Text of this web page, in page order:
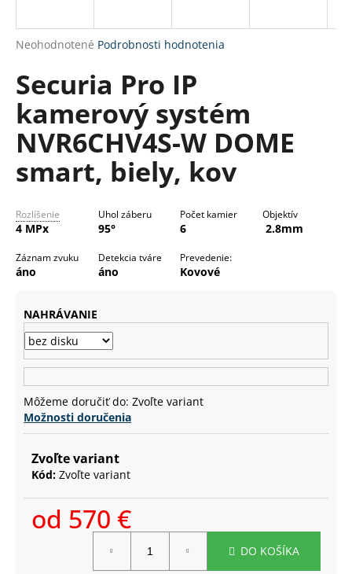
Priemerné
produktu
je
0,0
5
hviezdičiek.
Neohodnotené Podrobnosti hodnotenia
Securia Pro IP
kamerový systém
NVR6CHV4S-W DOME
smart, biely, kov
Rozlíšenie
4 MPx
Uhol záberu
95°
Počet kamier
6
Objektív
2.8mm
Záznam zvuku
áno
Detekcia tváre
áno
Prevedenie:
Kovové
NAHRÁVANIE
Môžeme doručiť do: Zvoľte variant
Možnosti doručenia
Zvoľte variant
Kód: Zvoľte variant
od 570 €
DO KOŠÍKA
j
ť
?
HĽADAŤ
O
d
ú
a
m
e